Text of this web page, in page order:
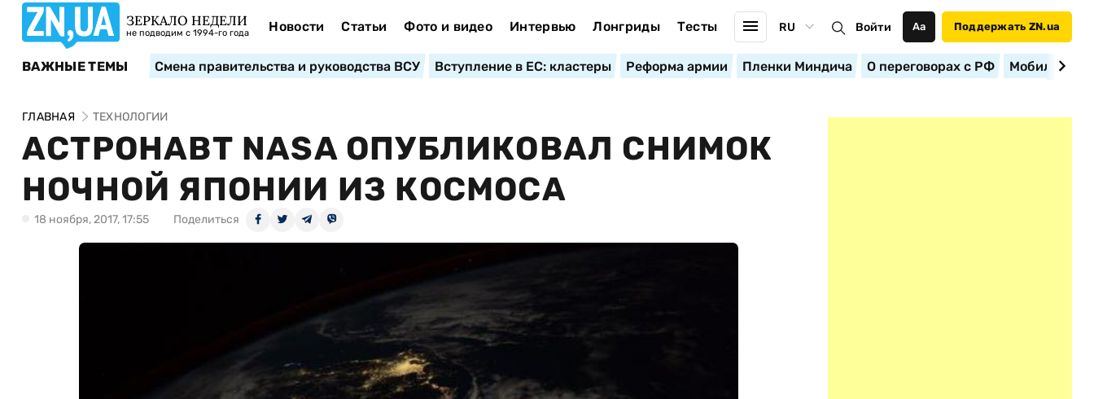
ЗЕРКАЛО НЕДЕЛИ
не подводим с 1994-го года Новости Статьи Фото и видео Интервью Лонгриды Тесты RU Войти Аа Поддержать ZN.ua
ВАЖНЫЕ ТЕМЫ Смена правительства и руководства ВСУ Вступление в ЕС: кластеры Реформа армии Пленки Миндича О переговорах с РФ
ГЛАВНАЯ ТЕХНОЛОГИИ
АСТРОНАВТ NASA ОПУБЛИКОВАЛ СНИМОК
НОЧНОЙ ЯПОНИИ ИЗ КОСМОСА
18 ноября, 2017, 17:55 Поделиться